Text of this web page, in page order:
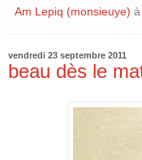
Am Lepiq (monsieuye) à
vendredi 23 septembre 2011
beau dès le